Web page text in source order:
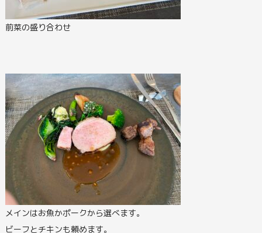
前菜の盛り合わせ
メインはお魚かポークから選べます。
ビーフとチキンも頼めます。